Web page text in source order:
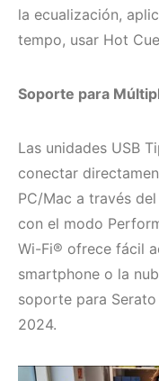
la ecualización,
tempo, usar Hot
Soporte para
Las unidades USB
conectar
PC/Mac a través
con el modo
Wi-Fi® ofrece fácil
smartphone o la
soporte para
2024.